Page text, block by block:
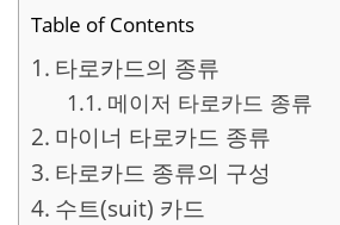
Table of Contents
타로카드의 종류
메이저 타로카드 종류
마이너 타로카드 종류
타로카드 종류의 구성
수트(suit) 카드